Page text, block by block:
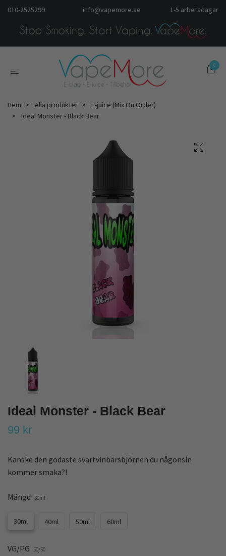
010-2525299 info@vapemore.se 1-5 arbetsdagar
0
Hem Alla produkter
E-juice (Mix On Order)
Ideal Monster - Black Bear
Ideal Monster - Black Bear
99 kr
Kanske den godaste svartvinbärsbjörnen du någonsin
kommer smaka?!
Mängd 30ml
30ml 40ml 50ml 60ml
VG/PG 50/50